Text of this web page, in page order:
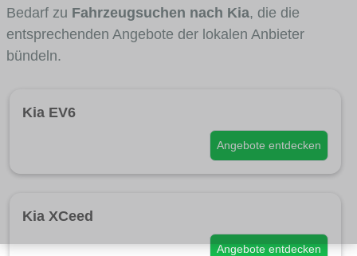
Bedarf zu Fahrzeugsuchen nach Kia, die die
entsprechenden Angebote der lokalen Anbieter
bündeln.
Kia EV6
Angebote entdecken
Kia XCeed
Angebote entdecken